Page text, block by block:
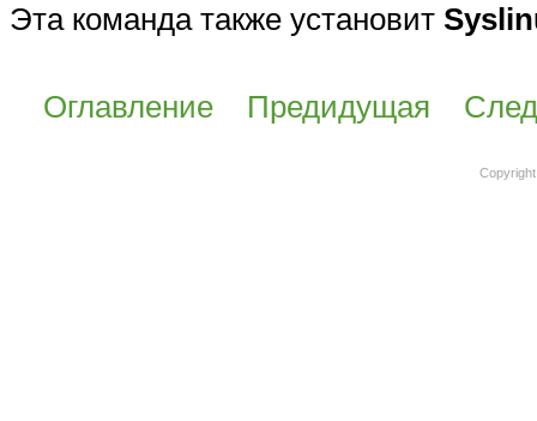
Эта команда также установит
Оглавление Предидущая